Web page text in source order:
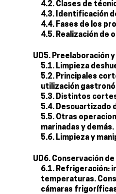
4.2. Clases de
4.3. Identificación
4.4. Fases de los
4.5. Realización de
UD5. Preelaboración
5.1. Limpieza
5.2. Principales
utilización
5.3. Distintos
5.4. Descuartizado
5.5. Otras
marinadas y demás.
5.6. Limpieza y
UD6. Conservación
6.1. Refrigeración:
temperaturas.
cámaras